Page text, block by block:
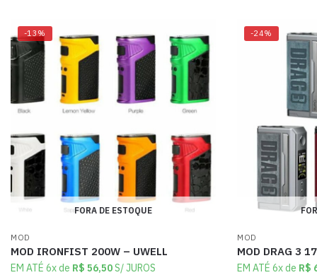
-13%
FORA DE ESTOQUE
MOD
MOD IRONFIST 200W – UWELL
EM ATÉ 6x de R$ 56,50S/ JUROS
-24%
MOD
MOD DRAG 3
EM ATÉ 6x de R$